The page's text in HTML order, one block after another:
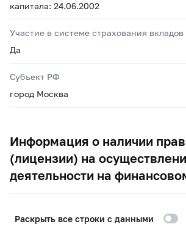
капитала: 24.06.2002
Участие в системе страхования вкладов
Да
Субъект РФ
город Москва
Информация о наличии
(лицензии) на
деятельности на
Раскрыть все строки с данными